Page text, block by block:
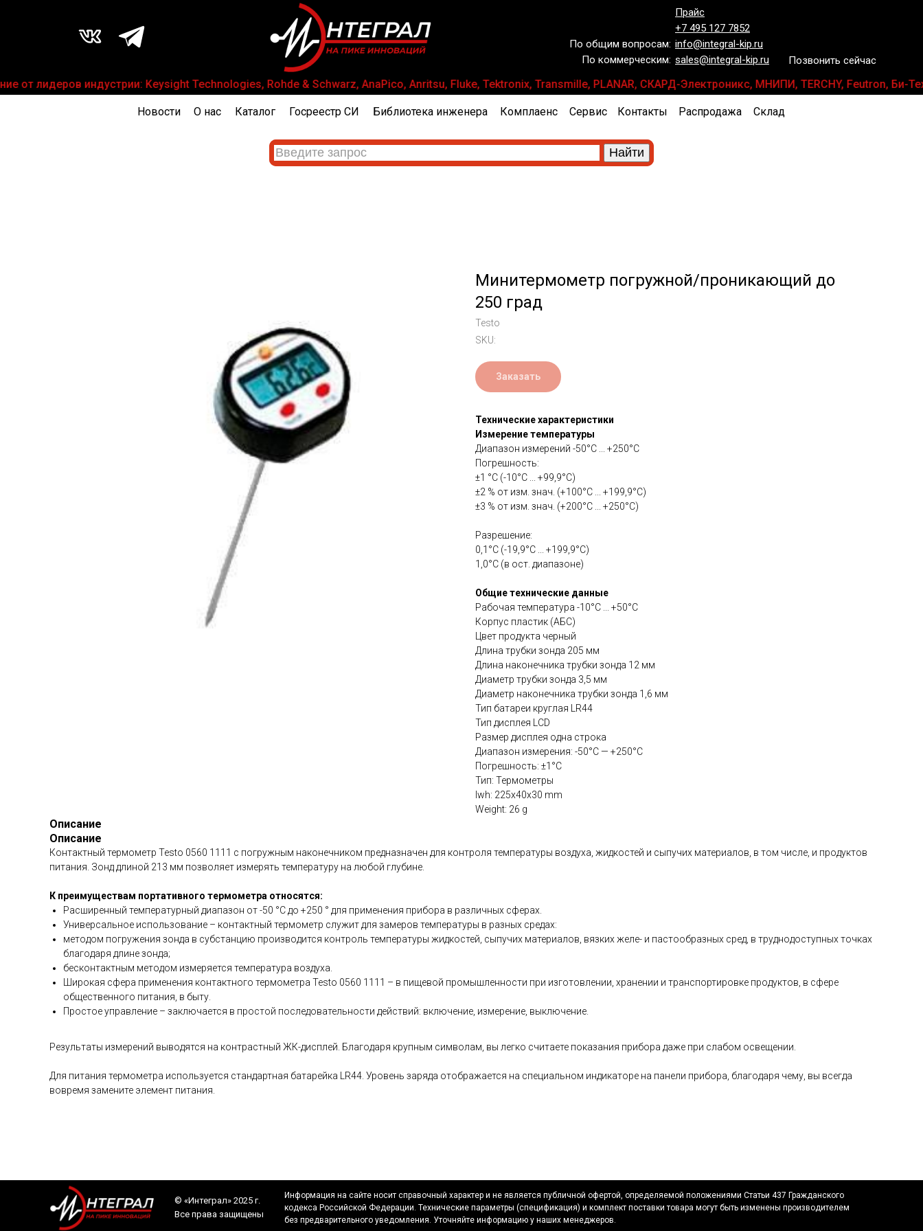
Прайс
+7 495 127 7852
info@integral-kip.ru
sales@integral-kip.ru
По общим вопросам:
По коммерческим:
Позвонить сейчас
от лидеров индустрии: Keysight Technologies, Rohde & Schwarz, AnaPico, Anritsu, Fluke, Tektronix, Transmille, PLANAR, СКАРД-Электроникс, МНИПИ, TERCHY, Feutron, Би-
Каталог
О нас Контакты
Госреестр СИ Библиотека инженера Комплаенс
Новости Сервис Распродажа Склад
Минитермометр погружной/проникающий до
250 град
Testo
SKU:
Заказать
Технические характеристики
Измерение температуры
Диапазон измерений -50°C ... +250°C
Погрешность:
±1 °C (-10°C ... +99,9°C)
±2 % от изм. знач. (+100°C ... +199,9°C)
±3 % от изм. знач. (+200°C ... +250°C)
Разрешение:
0,1°C (-19,9°C ... +199,9°C)
1,0°C (в ост. диапазоне)
Общие технические данные
Рабочая температура -10°C ... +50°C
Корпус пластик (АБС)
Цвет продукта черный
Длина трубки зонда 205 мм
Длина наконечника трубки зонда 12 мм
Диаметр трубки зонда 3,5 мм
Диаметр наконечника трубки зонда 1,6 мм
Тип батареи круглая LR44
Тип дисплея LCD
Размер дисплея одна строка
Диапазон измерения: -50°С — +250°С
Погрешность: ±1°C
Тип: Термометры
lwh: 225x40x30 mm
Weight: 26 g
Описание
Описание
Контактный термометр Testo 0560 1111 с погружным наконечником предназначен для контроля температуры воздуха, жидкостей и сыпучих материалов, в том числе, и продуктов
питания. Зонд длиной 213 мм позволяет измерять температуру на любой глубине.
К преимуществам портативного термометра относятся:
Расширенный температурный диапазон от -50 °C до +250 ° для применения прибора в различных сферах.
Универсальное использование – контактный термометр служит для замеров температуры в разных средах:
методом погружения зонда в субстанцию производится контроль температуры жидкостей, сыпучих материалов, вязких желе- и пастообразных сред, в труднодоступных точках
благодаря длине зонда;
бесконтактным методом измеряется температура воздуха.
Широкая сфера применения контактного термометра Testo 0560 1111 – в пищевой промышленности при изготовлении, хранении и транспортировке продуктов, в сфере
общественного питания, в быту.
Простое управление – заключается в простой последовательности действий: включение, измерение, выключение.
Результаты измерений выводятся на контрастный ЖК-дисплей. Благодаря крупным символам, вы легко считаете показания прибора даже при слабом освещении.
Для питания термометра используется стандартная батарейка LR44. Уровень заряда отображается на специальном индикаторе на панели прибора, благодаря чему, вы всегда
вовремя замените элемент питания.
Информация на сайте носит справочный характер и не является публичной офертой, определяемой положениями Статьи 437 Гражданского
кодекса Российской Федерации. Технические параметры (спецификация) и комплект поставки товара могут быть изменены производителем
без предварительного уведомления. Уточняйте информацию у наших менеджеров.
©️ «Интеграл» 2025 г.
Все права защищены